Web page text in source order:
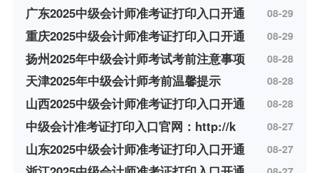
广东2025中级会计师准考证打印入口开通 08-29
重庆2025中级会计师准考证打印入口开通 08-29
扬州2025年中级会计师考试考前注意事项 08-28
天津2025年中级会计师考前温馨提示 08-28
山西2025中级会计师准考证打印入口开通 08-28
中级会计准考证打印入口官网：http://k 08-27
山东2025中级会计师准考证打印入口开通 08-27